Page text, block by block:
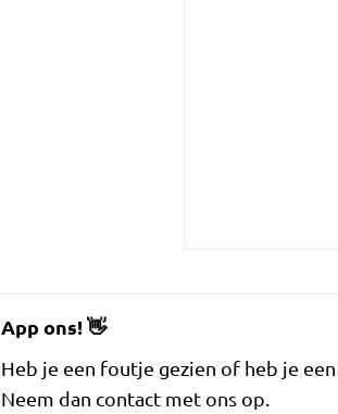
App ons!👋
Heb je een foutje gezien of heb je
Neem dan contact met ons op.